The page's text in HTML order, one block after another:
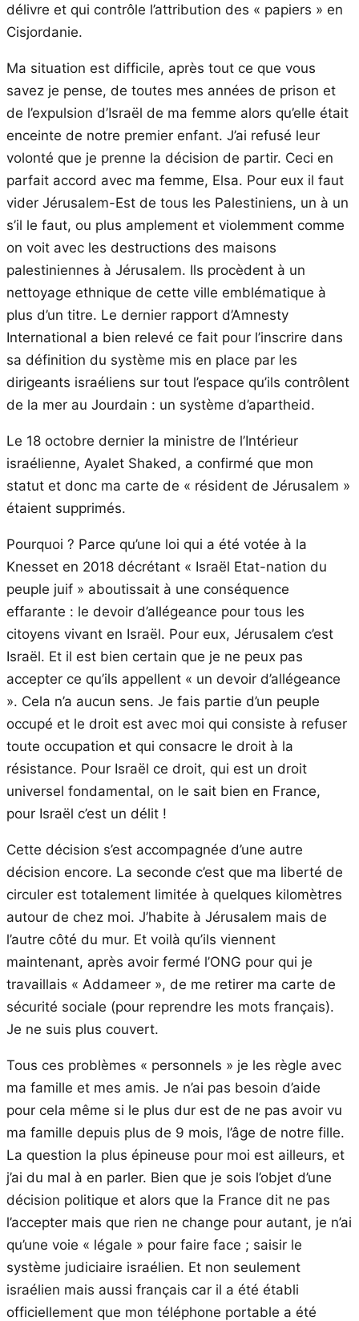
délivre et qui contrôle l’attribution des « papiers » en
Cisjordanie.
Ma situation est difficile, après tout ce que vous
savez je pense, de toutes mes années de prison et
de l’expulsion d’Israël de ma femme alors qu’elle était
enceinte de notre premier enfant. J’ai refusé leur
volonté que je prenne la décision de partir. Ceci en
parfait accord avec ma femme, Elsa. Pour eux il faut
vider Jérusalem-Est de tous les Palestiniens, un à un
s’il le faut, ou plus amplement et violemment comme
on voit avec les destructions des maisons
palestiniennes à Jérusalem. Ils procèdent à un
nettoyage ethnique de cette ville emblématique à
plus d’un titre. Le dernier rapport d’Amnesty
International a bien relevé ce fait pour l’inscrire dans
sa définition du système mis en place par les
dirigeants israéliens sur tout l’espace qu’ils contrôlent
de la mer au Jourdain : un système d’apartheid.
Le 18 octobre dernier la ministre de l’Intérieur
israélienne, Ayalet Shaked, a confirmé que mon
statut et donc ma carte de « résident de Jérusalem »
étaient supprimés.
Pourquoi ? Parce qu’une loi qui a été votée à la
Knesset en 2018 décrétant « Israël Etat-nation du
peuple juif » aboutissait à une conséquence
effarante : le devoir d’allégeance pour tous les
citoyens vivant en Israël. Pour eux, Jérusalem c’est
Israël. Et il est bien certain que je ne peux pas
accepter ce qu’ils appellent « un devoir d’allégeance
». Cela n’a aucun sens. Je fais partie d’un peuple
occupé et le droit est avec moi qui consiste à refuser
toute occupation et qui consacre le droit à la
résistance. Pour Israël ce droit, qui est un droit
universel fondamental, on le sait bien en France,
pour Israël c’est un délit !
Cette décision s’est accompagnée d’une autre
décision encore. La seconde c’est que ma liberté de
circuler est totalement limitée à quelques kilomètres
autour de chez moi. J’habite à Jérusalem mais de
l’autre côté du mur. Et voilà qu’ils viennent
maintenant, après avoir fermé l’ONG pour qui je
travaillais « Addameer », de me retirer ma carte de
sécurité sociale (pour reprendre les mots français).
Je ne suis plus couvert.
Tous ces problèmes « personnels » je les règle avec
ma famille et mes amis. Je n’ai pas besoin d’aide
pour cela même si le plus dur est de ne pas avoir vu
ma famille depuis plus de 9 mois, l’âge de notre fille.
La question la plus épineuse pour moi est ailleurs, et
j’ai du mal à en parler. Bien que je sois l’objet d’une
décision politique et alors que la France dit ne pas
l’accepter mais que rien ne change pour autant, je n’ai
qu’une voie « légale » pour faire face ; saisir le
système judiciaire israélien. Et non seulement
israélien mais aussi français car il a été établi
officiellement que mon téléphone portable a été